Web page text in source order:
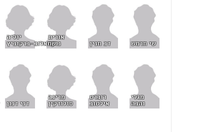
שי חרמש דב חנין
אורית
נוקד
יוליה
שמאלוב-ברקוביץ
מגלי
והבה
רוברט
אילטוב
מרינה
סולודקין דני דנון